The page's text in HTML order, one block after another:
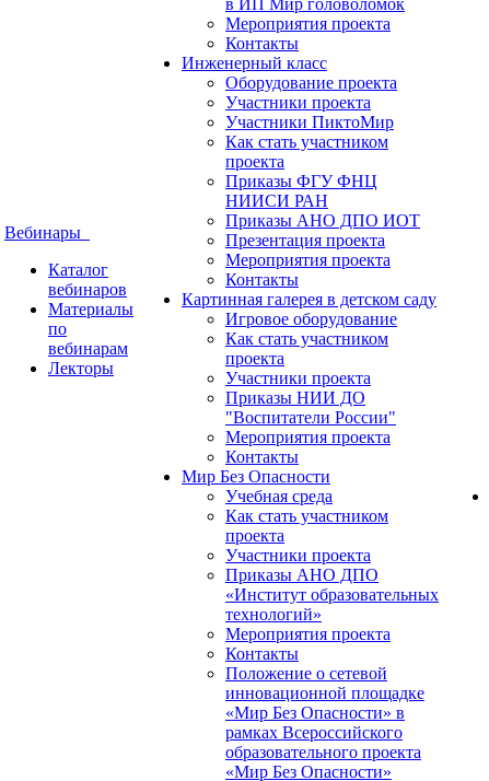
Вебинары
Каталог
вебинаров
Материалы
по
вебинарам
Лекторы
в ИП Мир головоломок
Мероприятия проекта
Контакты
Инженерный класс
Оборудование проекта
Участники проекта
Участники ПиктоМир
Как стать участником
проекта
Приказы ФГУ ФНЦ
НИИСИ РАН
Приказы АНО ДПО ИОТ
Презентация проекта
Мероприятия проекта
Контакты
Картинная галерея в детском саду
Игровое оборудование
Как стать участником
проекта
Участники проекта
Приказы НИИ ДО
"Воспитатели России"
Мероприятия проекта
Контакты
Мир Без Опасности
Учебная среда
Как стать участником
проекта
Участники проекта
Приказы АНО ДПО
«Институт образовательных
технологий»
Мероприятия проекта
Контакты
Положение о сетевой
инновационной площадке
«Мир Без Опасности» в
рамках Всероссийского
образовательного проекта
«Мир Без Опасности»